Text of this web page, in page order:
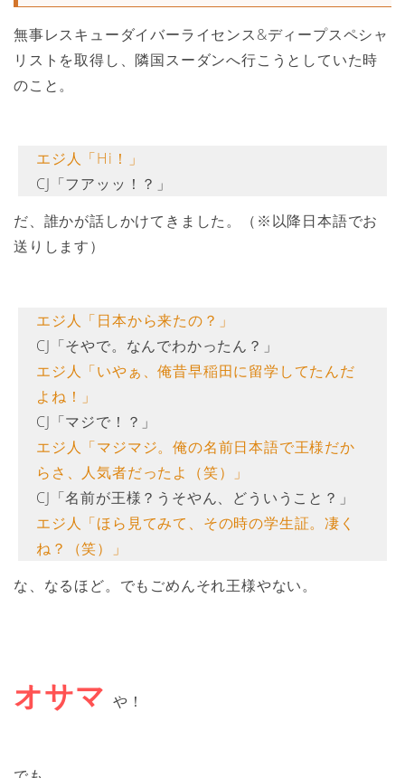
無事レスキューダイバーライセンス&ディープスペシャ
リストを取得し、隣国スーダンへ行こうとしていた時
のこと。
エジ人「Hi！」
CJ「フアッッ！？」
だ、誰かが話しかけてきました。（※以降日本語でお
送りします）
エジ人「日本から来たの？」
CJ「そやで。なんでわかったん？」
エジ人「いやぁ、俺昔早稲田に留学してたんだ
よね！」
CJ「マジで！？」
エジ人「マジマジ。俺の名前日本語で王様だか
らさ、人気者だったよ（笑）」
CJ「名前が王様？うそやん、どういうこと？」
エジ人「ほら見てみて、その時の学生証。凄く
ね？（笑）」
な、なるほど。でもごめんそれ王様やない。
オサマや！